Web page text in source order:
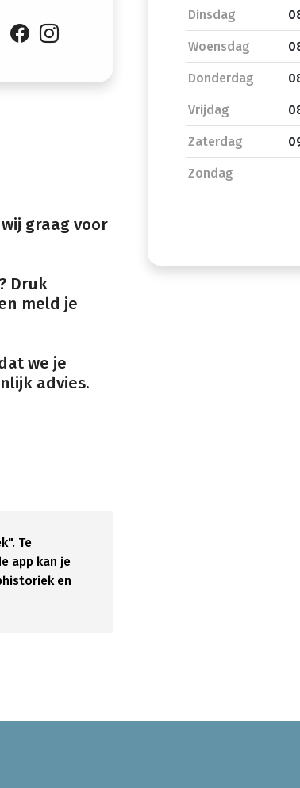
Dinsdag
Woensdag
Donderdag
Vrijdag
Zaterdag
Zondag
graag voor
Druk
meld je
we je
advies.
Te
app kan je
en